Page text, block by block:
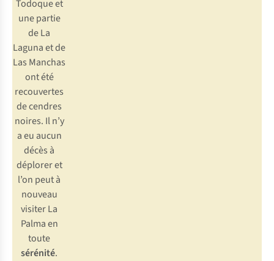
Todoque et
une partie
de La
Laguna et de
Las Manchas
ont été
recouvertes
de cendres
noires. Il n’y
a eu aucun
décès à
déplorer et
l’on peut à
nouveau
visiter La
Palma en
toute
sérénité.